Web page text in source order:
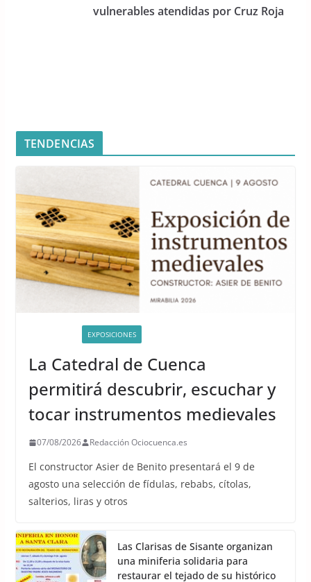
vulnerables atendidas por Cruz Roja
TENDENCIAS
EXPOSICIONES
La Catedral de Cuenca
permitirá descubrir, escuchar y
tocar instrumentos medievales
07/08/2026 Redacción Ociocuenca.es
El constructor Asier de Benito presentará el 9 de
agosto una selección de fídulas, rebabs, cítolas,
salterios, liras y otros
Las Clarisas de Sisante organizan
una miniferia solidaria para
restaurar el tejado de su histórico